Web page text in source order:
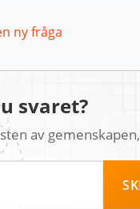
ny fråga
svaret?
av